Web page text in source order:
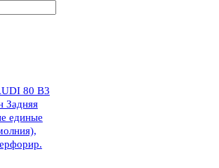
80 В3
Задняя
единые